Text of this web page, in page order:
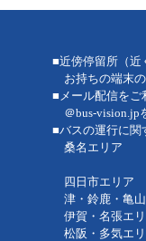
■近傍停留所（近
お持ちの端末の
■メール配信をご
＠bus-vision.jp
■バスの運行に関
桑名エリア
：八風
四日市エリ
津・鈴鹿・亀
伊賀・名張エ
松阪・多気エ